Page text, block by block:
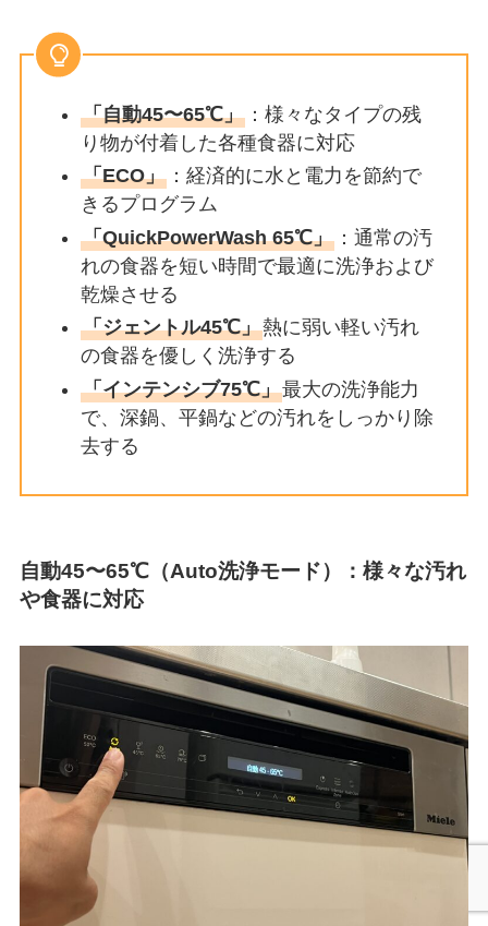
「自動45〜65℃」：様々なタイプの残
り物が付着した各種食器に対応
「ECO」：経済的に水と電力を節約で
きるプログラム
「QuickPowerWash 65℃」：通常の汚
れの食器を短い時間で最適に洗浄および
乾燥させる
「ジェントル45℃」熱に弱い軽い汚れ
の食器を優しく洗浄する
「インテンシブ75℃」最大の洗浄能力
で、深鍋、平鍋などの汚れをしっかり除
去する
自動45〜65℃（Auto洗浄モード）：様々な汚れ
や食器に対応